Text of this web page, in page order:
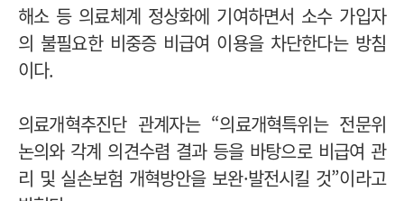
해소 등 의료체계 정상화에 기여하면서 소수 가입자
의 불필요한 비중증 비급여 이용을 차단한다는 방침
이다.
의료개혁추진단 관계자는 “의료개혁특위는 전문위
논의와 각계 의견수렴 결과 등을 바탕으로 비급여 관
리 및 실손보험 개혁방안을 보완·발전시킬 것”이라고